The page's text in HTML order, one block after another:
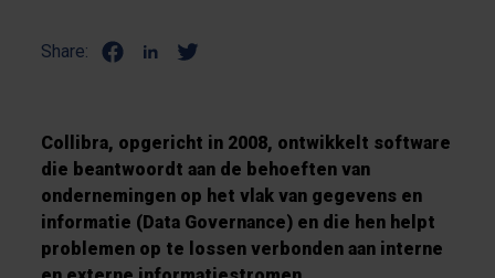
Share:
Collibra, opgericht in 2008, ontwikkelt software
die beantwoordt aan de behoeften van
ondernemingen op het vlak van gegevens en
informatie (Data Governance) en die hen helpt
problemen op te lossen verbonden aan interne